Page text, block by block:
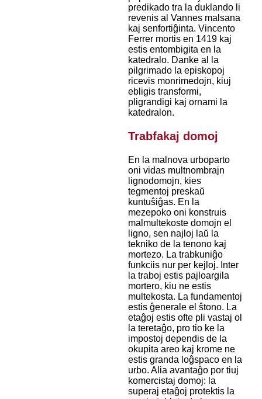
predikado tra la duklando li
revenis al Vannes malsana
kaj senfortiĝinta. Vincento
Ferrer mortis en 1419 kaj
estis entombigita en la
katedralo. Danke al la
pilgrimado la episkopoj
ricevis monrimedojn, kiuj
ebligis transformi,
pligrandigi kaj ornami la
katedralon.
Trabfakaj domoj
En la malnova urboparto
oni vidas multnombrajn
lignodomojn, kies
tegmentoj preskaŭ
kuntuŝiĝas. En la
mezepoko oni konstruis
malmultekoste domojn el
ligno, sen najloj laŭ la
tekniko de la tenono kaj
mortezo. La trabkuniĝo
funkciis nur per kejloj. Inter
la traboj estis pajloargila
mortero, kiu ne estis
multekosta. La fundamentoj
estis ĝenerale el ŝtono. La
etaĝoj estis ofte pli vastaj ol
la teretaĝo, pro tio ke la
impostoj dependis de la
okupita areo kaj krome ne
estis granda loĝspaco en la
urbo. Alia avantaĝo por tiuj
komercistaj domoj: la
superaj etaĝoj protektis la